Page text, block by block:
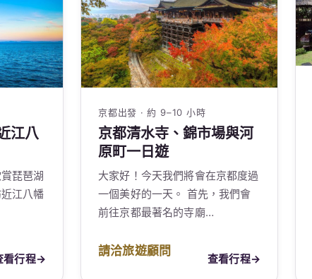
江八
琵琶湖
江八幡
看行程→
京都出發 · 約 9–10 小時
京都清水寺、錦市場與河
原町一日遊
大家好！今天我們將會在京都度過
一個美好的一天。 首先，我們會
前往京都最著名的寺廟…
請洽旅遊顧問
查看行程→